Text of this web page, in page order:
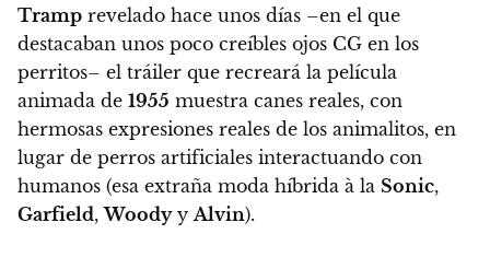
Tramp revelado hace unos días –en el que
destacaban unos poco creíbles ojos CG en los
perritos– el tráiler que recreará la película
animada de 1955 muestra canes reales, con
hermosas expresiones reales de los animalitos, en
lugar de perros artificiales interactuando con
humanos (esa extraña moda híbrida à la Sonic,
Garfield,WoodyyAlvin).